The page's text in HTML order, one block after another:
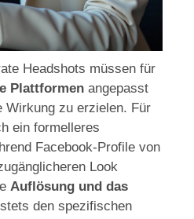
Headshots müssen für
Plattformen angepasst
Wirkung zu erzielen. Für
ein formelleres
Facebook-Profile von
Look
Auflösung und das
den spezifischen